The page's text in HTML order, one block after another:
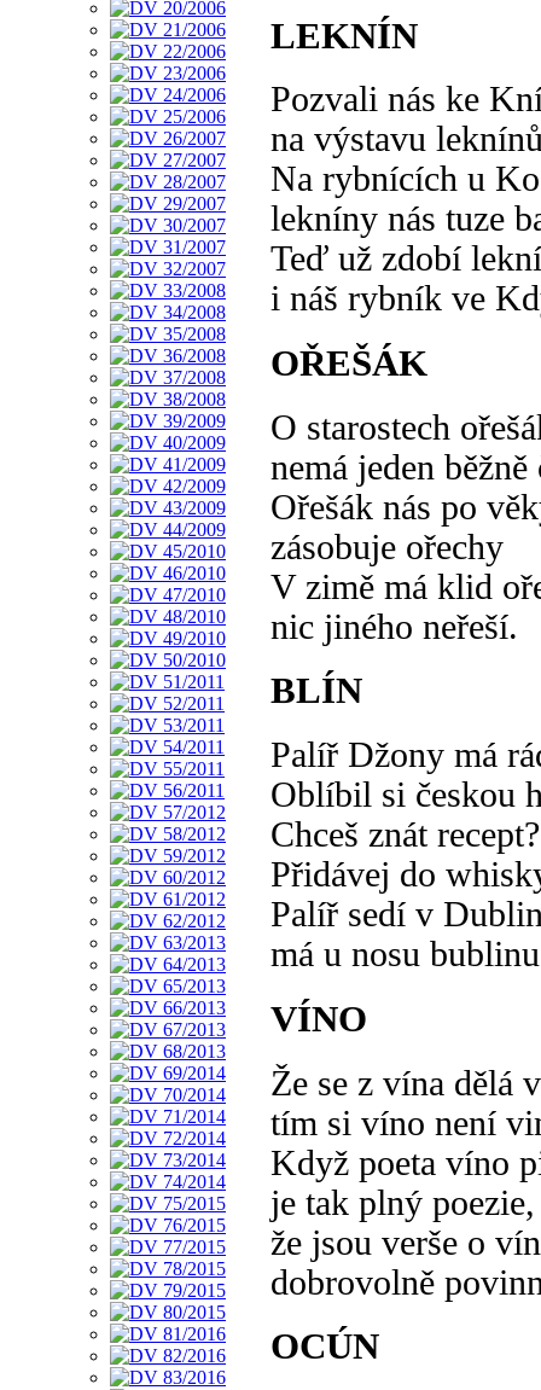
LEKNÍN
Pozvali nás ke
na výstavu
Na rybnících u
lekníny nás tuze
Teď už zdobí
i náš rybník ve
OŘEŠÁK
O starostech
nemá jeden běžně
Ořešák nás po
zásobuje ořechy
V zimě má klid
nic jiného neřeší.
BLÍN
Palíř Džony má
Oblíbil si českou
Chceš znát
Přidávej do
Palíř sedí v
má u nosu
VÍNO
Že se z vína dělá
tím si víno není
Když poeta víno
je tak plný poezie,
že jsou verše o
dobrovolně
OCÚN